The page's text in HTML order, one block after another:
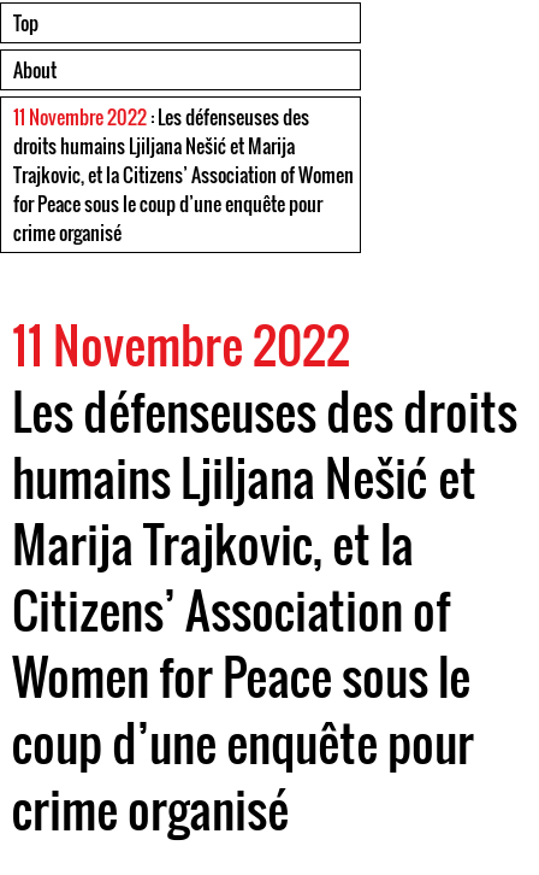
Top
About
11 Novembre 2022: Les défenseuses des
droits humains Ljiljana Nešić et Marija
Trajkovic, et la Citizens’ Association of Women
for Peace sous le coup d’une enquête pour
crime organisé
11 Novembre 2022
Les défenseuses des droits
humains Ljiljana Nešić et
Marija Trajkovic, et la
Citizens’ Association of
Women for Peace sous le
coup d’une enquête pour
crime organisé